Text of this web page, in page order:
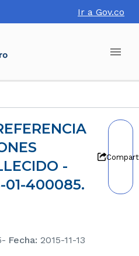
Ir a Gov.co
-
01-400085.
Fecha: 2015-11-13